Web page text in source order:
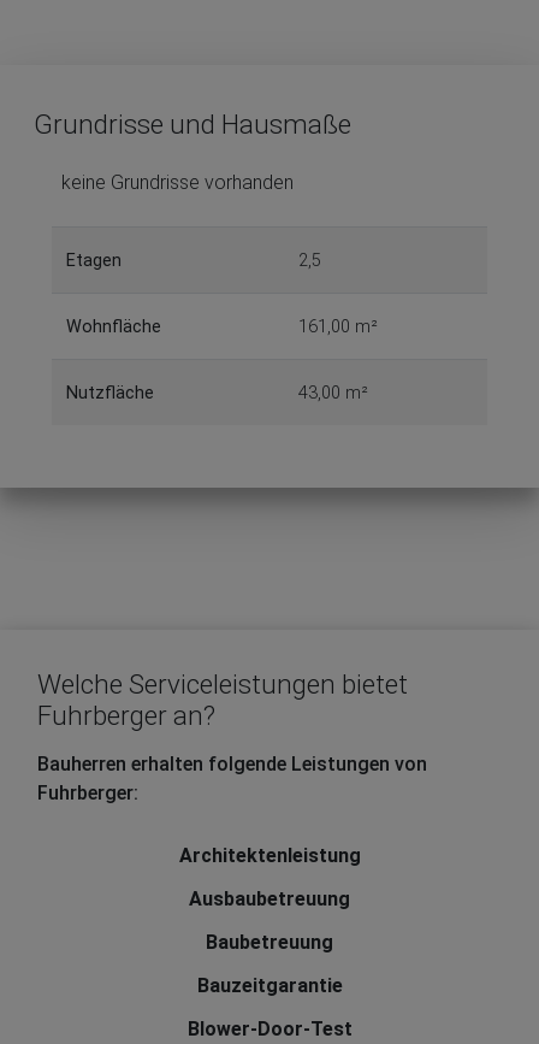
Grundrisse und Hausmaße
keine Grundrisse vorhanden
Etagen 2,5
Wohnfläche 161,00 m²
Nutzfläche 43,00 m²
Welche Serviceleistungen bietet
Fuhrberger an?
Bauherren erhalten folgende Leistungen von
Fuhrberger:
Architektenleistung
Ausbaubetreuung
Baubetreuung
Bauzeitgarantie
Blower-Door-Test